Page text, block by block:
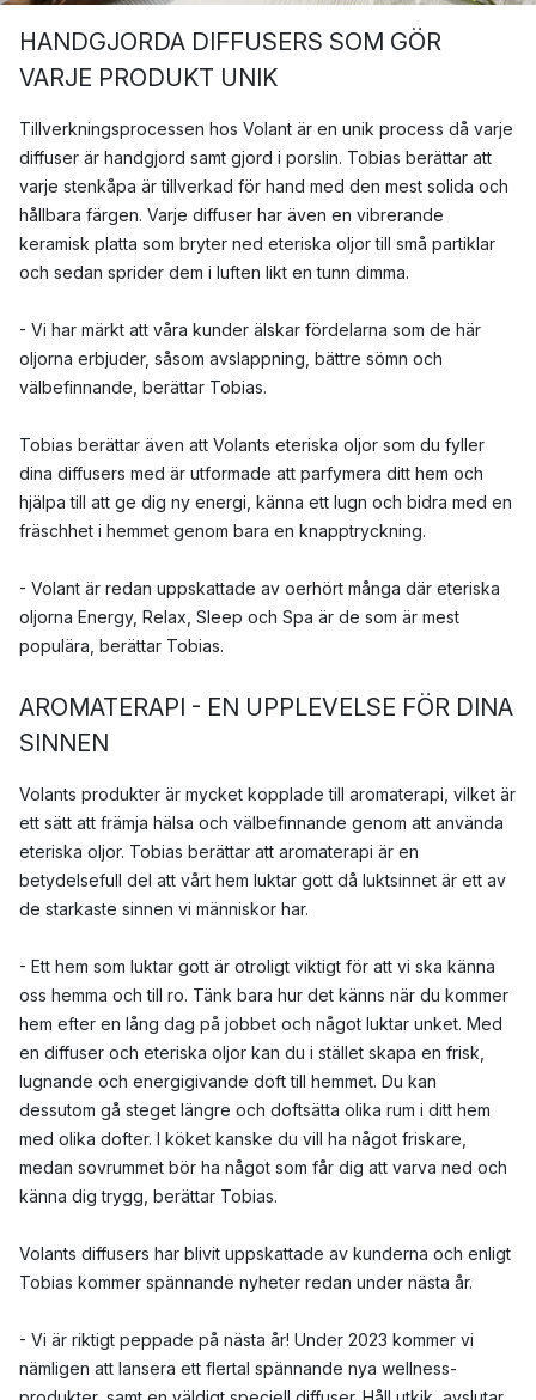
HANDGJORDA DIFFUSERS SOM GÖR
VARJE PRODUKT UNIK
Tillverkningsprocessen hos Volant är en unik process då varje
diffuser är handgjord samt gjord i porslin. Tobias berättar att
varje stenkåpa är tillverkad för hand med den mest solida och
hållbara färgen. Varje diffuser har även en vibrerande
keramisk platta som bryter ned eteriska oljor till små partiklar
och sedan sprider dem i luften likt en tunn dimma.
- Vi har märkt att våra kunder älskar fördelarna som de här
oljorna erbjuder, såsom avslappning, bättre sömn och
välbefinnande, berättar Tobias.
Tobias berättar även att Volants eteriska oljor som du fyller
dina diffusers med är utformade att parfymera ditt hem och
hjälpa till att ge dig ny energi, känna ett lugn och bidra med en
fräschhet i hemmet genom bara en knapptryckning.
- Volant är redan uppskattade av oerhört många där eteriska
oljorna Energy, Relax, Sleep och Spa är de som är mest
populära, berättar Tobias.
AROMATERAPI - EN UPPLEVELSE FÖR DINA
SINNEN
Volants produkter är mycket kopplade till aromaterapi, vilket är
ett sätt att främja hälsa och välbefinnande genom att använda
eteriska oljor. Tobias berättar att aromaterapi är en
betydelsefull del att vårt hem luktar gott då luktsinnet är ett av
de starkaste sinnen vi människor har.
- Ett hem som luktar gott är otroligt viktigt för att vi ska känna
oss hemma och till ro. Tänk bara hur det känns när du kommer
hem efter en lång dag på jobbet och något luktar unket. Med
en diffuser och eteriska oljor kan du i stället skapa en frisk,
lugnande och energigivande doft till hemmet. Du kan
dessutom gå steget längre och doftsätta olika rum i ditt hem
med olika dofter. I köket kanske du vill ha något friskare,
medan sovrummet bör ha något som får dig att varva ned och
känna dig trygg, berättar Tobias.
Volants diffusers har blivit uppskattade av kunderna och enligt
Tobias kommer spännande nyheter redan under nästa år.
- Vi är riktigt peppade på nästa år! Under 2023 kommer vi
nämligen att lansera ett flertal spännande nya wellness-